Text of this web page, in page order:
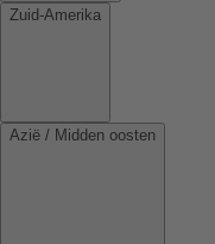
Zuid-Amerika
Azië / Midden oosten